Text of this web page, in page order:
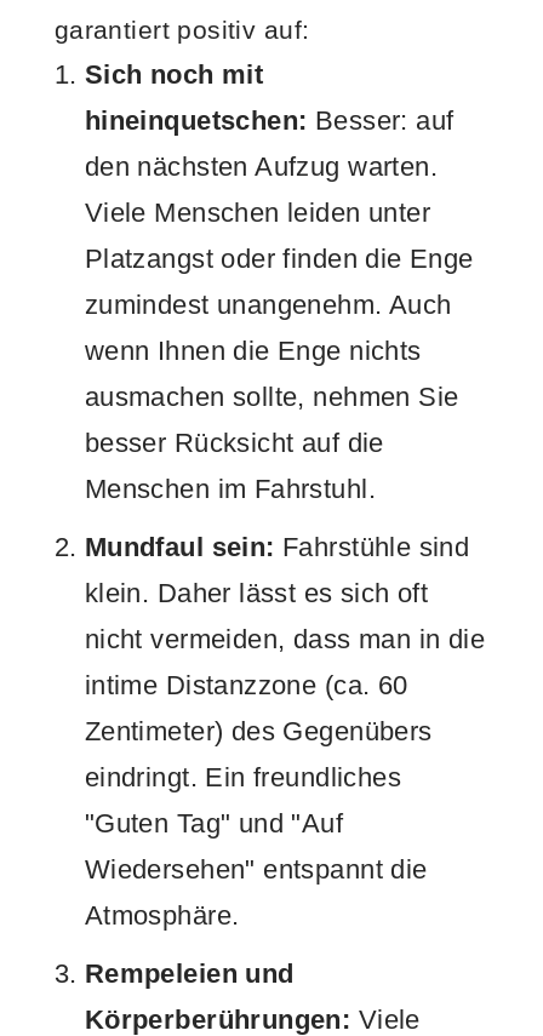
garantiert positiv auf:
Sich noch mit
hineinquetschen: Besser: auf
den nächsten Aufzug warten.
Viele Menschen leiden unter
Platzangst oder finden die Enge
zumindest unangenehm. Auch
wenn Ihnen die Enge nichts
ausmachen sollte, nehmen Sie
besser Rücksicht auf die
Menschen im Fahrstuhl.
Mundfaul sein: Fahrstühle sind
klein. Daher lässt es sich oft
nicht vermeiden, dass man in die
intime Distanzzone (ca. 60
Zentimeter) des Gegenübers
eindringt. Ein freundliches
"Guten Tag" und "Auf
Wiedersehen" entspannt die
Atmosphäre.
Rempeleien und
Körperberührungen: Viele